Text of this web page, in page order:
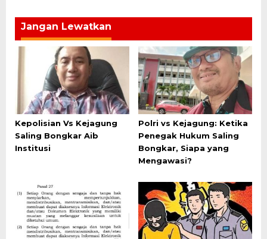
Jangan Lewatkan
Kepolisian Vs Kejagung
Saling Bongkar Aib
Institusi
Polri vs Kejagung: Ketika
Penegak Hukum Saling
Bongkar, Siapa yang
Mengawasi?